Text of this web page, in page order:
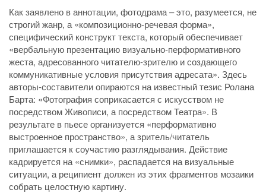
Как заявлено в аннотации, фотодрама – это, разумеется, не
строгий жанр, а «композиционно-речевая форма»,
специфический конструкт текста, который обеспечивает
«вербальную презентацию визуально-перформативного
жеста, адресованного читателю-зрителю и создающего
коммуникативные условия присутствия адресата». Здесь
авторы-составители опираются на известный тезис Ролана
Барта: «Фотография соприкасается с искусством не
посредством Живописи, а посредством Театра». В
результате в пьесе организуется «перформативно
выстроенное пространство», а зритель/читатель
приглашается к соучастию разглядывания. Действие
кадрируется на «снимки», распадается на визуальные
ситуации, а реципиент должен из этих фрагментов мозаики
собрать целостную картину.